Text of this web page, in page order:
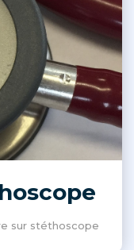
sur stéthoscope